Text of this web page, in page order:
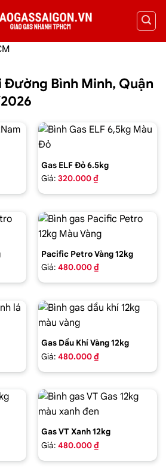
Bình Minh, Quận
Gas ELF Đỏ 6.5kg
Giá: 320.000 ₫
Pacific Petro Vàng 12kg
Giá: 480.000 ₫
Gas Dầu Khí Vàng 12kg
Giá: 480.000 ₫
Gas VT Xanh 12kg
Giá: 480.000 ₫